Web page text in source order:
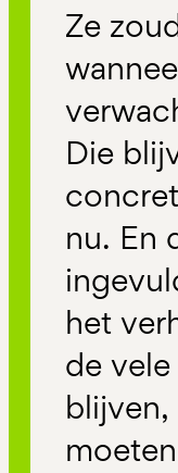
Ze
Die
nu. En
het
de